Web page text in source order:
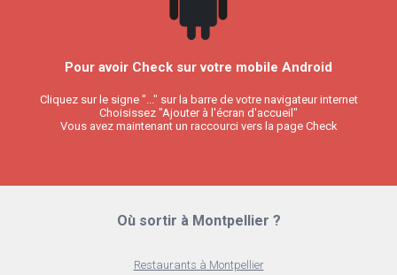
Pour avoir Check sur votre mobile Android
Cliquez sur le signe "..." sur la barre de votre navigateur internet
Choisissez "Ajouter à l'écran d'accueil"
Vous avez maintenant un raccourci vers la page Check
Où sortir à Montpellier ?
Restaurants à Montpellier